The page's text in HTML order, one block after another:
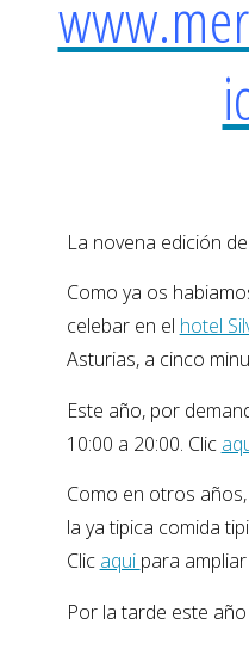
La novena edición
Como ya os
celebar en el hotel
Asturias, a cinco
Este año, por
10:00 a 20:00. Clic
Como en otros
la ya tipica comida
Clic aqui para
Por la tarde este